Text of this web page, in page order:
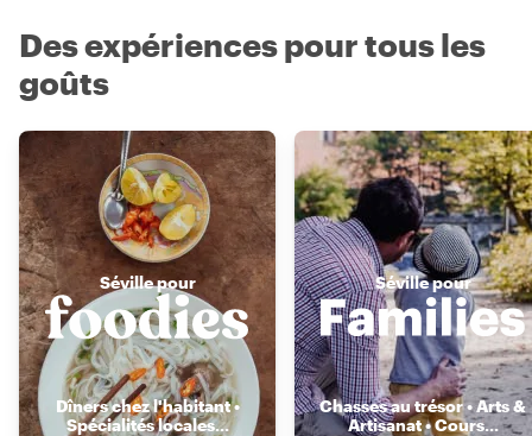
Des expériences pour tous les
goûts
Séville pour
Dîners chez l'habitant •
Spécialités locales...
Séville pour
Chasses au trésor • Arts &
Artisanat • Cours...